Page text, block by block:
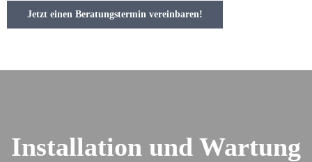
Jetzt einen Beratungstermin vereinbaren!
Installation und Wartung